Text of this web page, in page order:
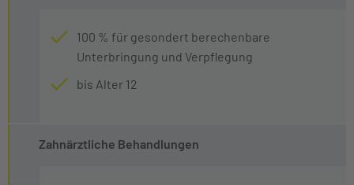
100 % für gesondert berechenbare
Unterbringung und Verpflegung
bis Alter 12
Zahnärztliche Behandlungen